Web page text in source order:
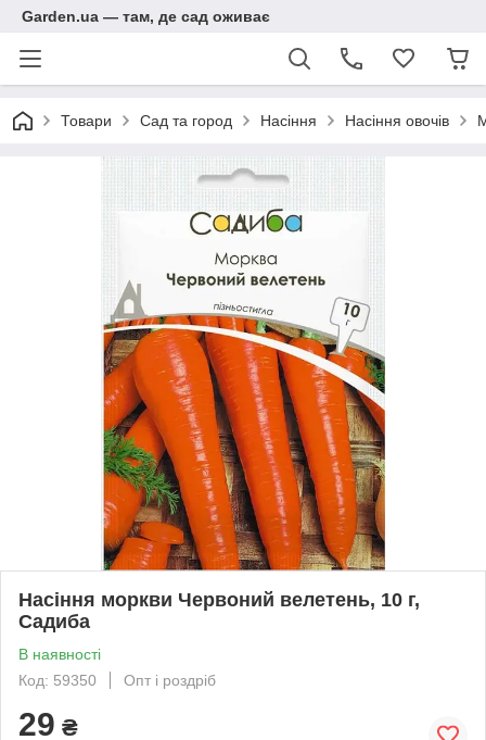
Garden.ua — там, де сад оживає
Товари Сад та город Насіння Насіння овочів
Насіння моркви Червоний велетень, 10 г,
Садиба
В наявності
Код: 59350
Опт і роздріб
29 ₴